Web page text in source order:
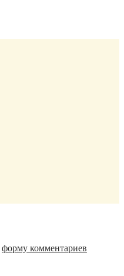
форму комментариев